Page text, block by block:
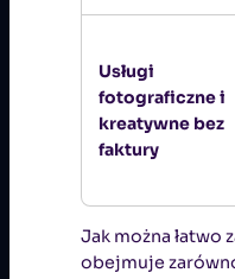
Usługi
fotograficzne i
kreatywne bez
faktury
Jak można łatwo
obejmuje